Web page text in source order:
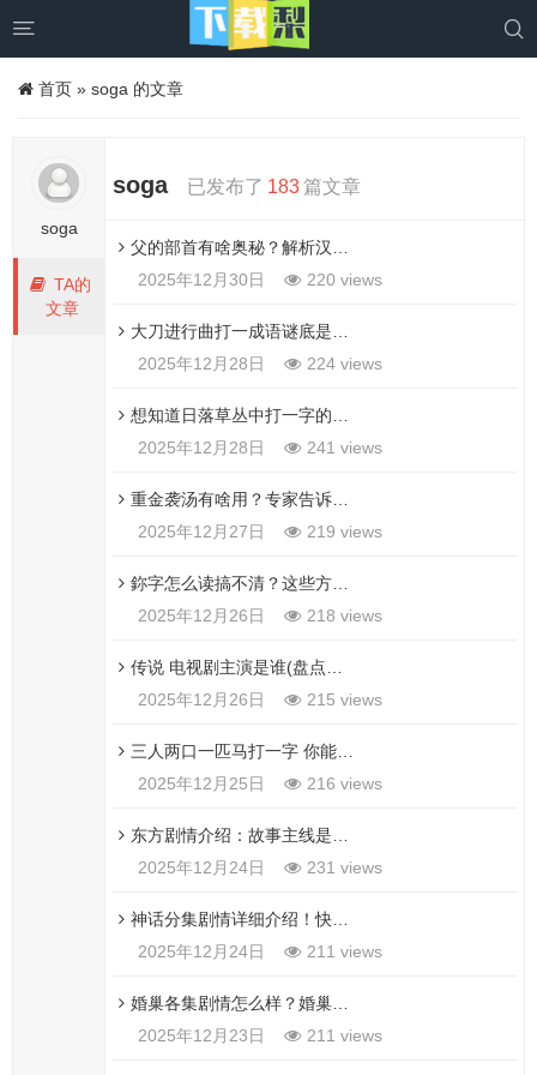
 
首页 » soga 的文章
soga
TA的
文章
soga 已发布了 183篇文章
父的部首有啥奥秘？解析汉字部首的意义
2025年12月30日
220 views
大刀进行曲打一成语谜底是啥 一起来推理一下
2025年12月28日
224 views
想知道日落草丛中打一字的答案？看这里揭秘！
2025年12月28日
241 views
重金袭汤有啥用？专家告诉你它的重要性！
2025年12月27日
219 views
鉨字怎么读搞不清？这些方法帮你记住！
2025年12月26日
218 views
传说 电视剧主演是谁(盘点剧中所有演员表)
2025年12月26日
215 views
三人两口一匹马打一字 你能解开这个谜题吗
2025年12月25日
216 views
东方剧情介绍：故事主线是什么？看完这几点你就懂了！
2025年12月24日
231 views
神话分集剧情详细介绍！快速回顾每一集的主线故事！
2025年12月24日
211 views
婚巢各集剧情怎么样？婚巢分集介绍带你了解！
2025年12月23日
211 views